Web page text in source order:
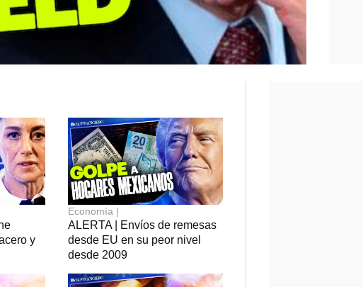
y
Economía |
ALERTA | Envíos de remesas
desde EU en su peor nivel
desde 2009